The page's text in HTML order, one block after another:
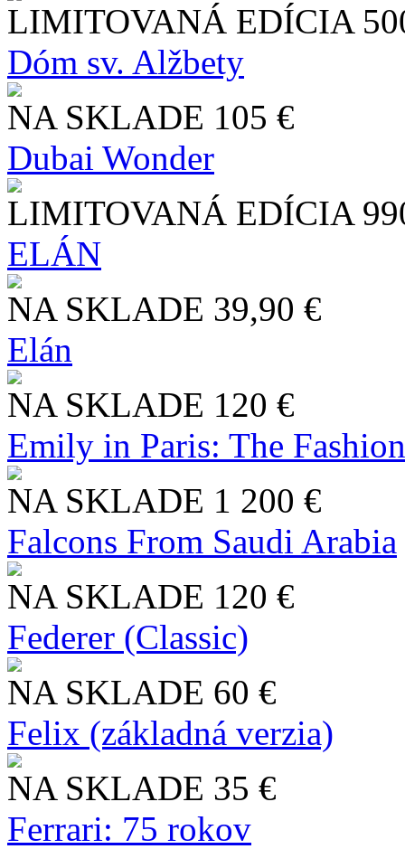
LIMITOVANÁ EDÍCIA
Dóm sv. Alžbety
NA SKLADE 105 €
Dubai Wonder
LIMITOVANÁ EDÍCIA
ELÁN
NA SKLADE 39,90 €
Elán
NA SKLADE 120 €
Emily in Paris: The
NA SKLADE 1 200 €
Falcons From Saudi Arabia
NA SKLADE 120 €
Federer (Classic)
NA SKLADE 60 €
Felix (základná verzia)
NA SKLADE 35 €
Ferrari: 75 rokov